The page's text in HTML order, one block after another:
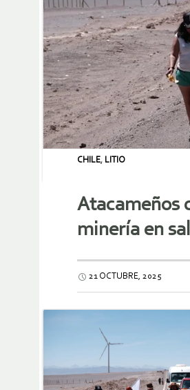
CHILE, LITIO
Atacameños
minería en
21 OCTUBRE, 2025